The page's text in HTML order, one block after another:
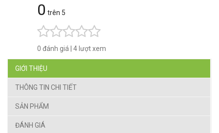
0 trên 5
0 đánh giá 4 lượt xem
GIỚI THIỆU
THÔNG TIN CHI TIẾT
SẢN PHẨM
ĐÁNH GIÁ